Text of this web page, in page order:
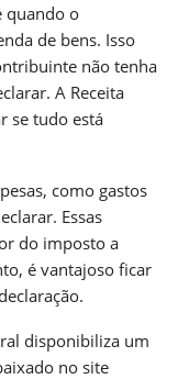
quando o
de bens. Isso
não tenha
A Receita
se tudo está
como gastos
Essas
do imposto a
é vantajoso ficar
disponibiliza um
no site